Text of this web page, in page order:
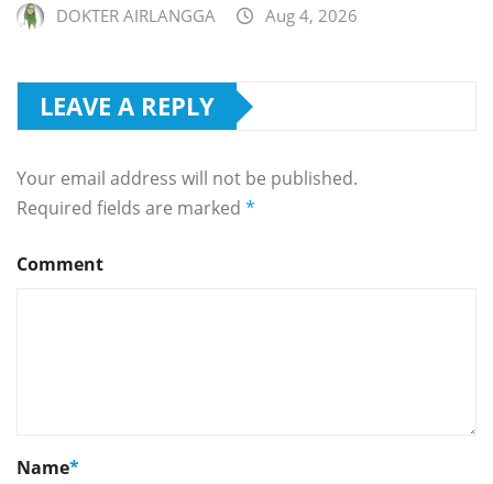
DOKTER AIRLANGGA Aug 4, 2026
LEAVE A REPLY
Your email address will not be published.
Required fields are marked *
Comment
Name*